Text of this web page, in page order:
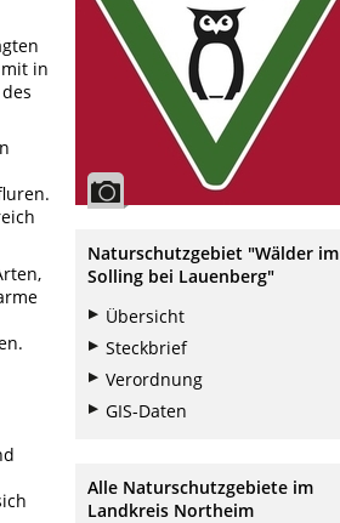
in
Naturschutzgebiet "Wälder im
Solling bei Lauenberg"
Übersicht
Steckbrief
Verordnung
GIS-Daten
Alle Naturschutzgebiete im
Landkreis Northeim